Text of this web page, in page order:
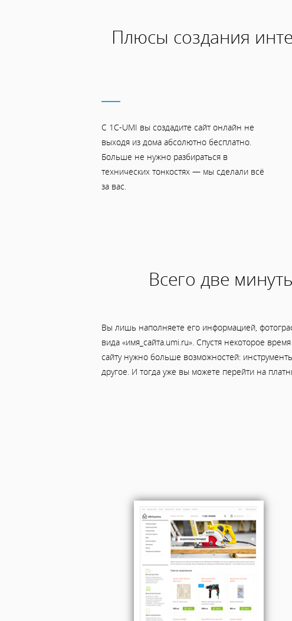
Плюсы создания
С 1C-UMI вы создадите сайт онлайн не
выходя из дома абсолютно бесплатно.
Больше не нужно разбираться в
технических тонкостях — мы сделали всё
за вас.
Всего две
Вы лишь наполняете его информацией,
вида «имя_сайта.umi.ru». Спустя некоторое
сайту нужно больше возможностей:
другое. И тогда уже вы можете перейти на